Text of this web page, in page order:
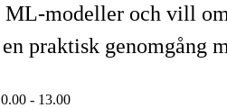
ML-modeller och vill
praktisk genomgång
- 13.00